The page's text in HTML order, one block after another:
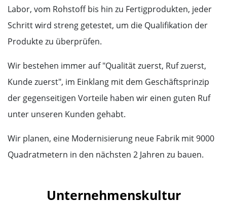
Labor, vom Rohstoff bis hin zu Fertigprodukten, jeder
Schritt wird streng getestet, um die Qualifikation der
Produkte zu überprüfen.
Wir bestehen immer auf "Qualität zuerst, Ruf zuerst,
Kunde zuerst", im Einklang mit dem Geschäftsprinzip
der gegenseitigen Vorteile haben wir einen guten Ruf
unter unseren Kunden gehabt.
Wir planen, eine Modernisierung neue Fabrik mit 9000
Quadratmetern in den nächsten 2 Jahren zu bauen.
Unternehmenskultur